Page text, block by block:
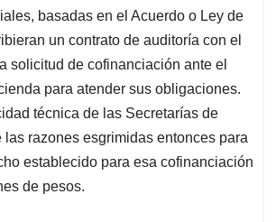
basadas en el Acuerdo o Ley de
un contrato de auditoría con el
solicitud de cofinanciación ante el
para atender sus obligaciones.
técnica de las Secretarías de
las razones esgrimidas entonces para
establecido para esa cofinanciación
de pesos.